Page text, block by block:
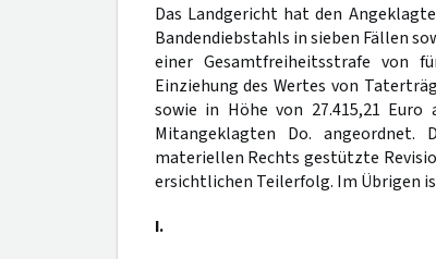
Das Landgericht hat den
Bandendiebstahls in sieben Fällen
einer Gesamtfreiheitsstrafe von
Einziehung des Wertes von
sowie in Höhe von 27.415,21
Mitangeklagten Do.
materiellen Rechts gestützte
ersichtlichen Teilerfolg. Im Übrigen
I.